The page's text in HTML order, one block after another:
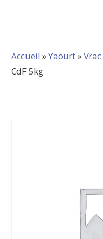
Accueil »Yaourt»Vrac
CdF 5kg